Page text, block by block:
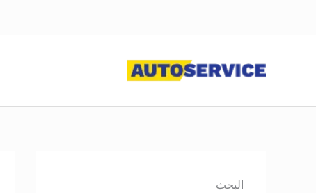
البحث